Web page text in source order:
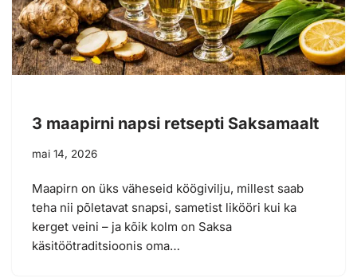
3 maapirni napsi retsepti Saksamaalt
mai 14, 2026
Maapirn on üks väheseid köögivilju, millest saab
teha nii põletavat snapsi, sametist likööri kui ka
kerget veini – ja kõik kolm on Saksa
käsitöötraditsioonis oma…